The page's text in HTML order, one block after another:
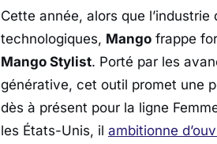
Cette année, alors que
technologiques, Mango frappe
Mango Stylist. Porté par les
générative, cet outil promet une
dès à présent pour la ligne
les États-Unis, il ambitionne